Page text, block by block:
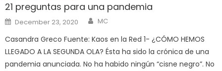
21 preguntas para una pandemia
Posted
on
December 23, 2020 Author
MC
Casandra Greco Fuente: Kaos en la Red 1- ¿CÓMO HEMOS
LLEGADO A LA SEGUNDA OLA? Ésta ha sido la crónica de una
pandemia anunciada. No ha habido ningún “cisne negro”. No